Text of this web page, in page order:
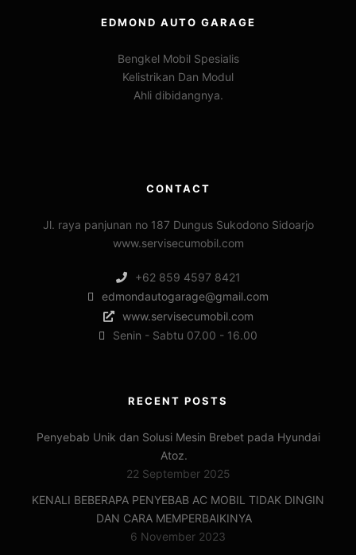
EDMOND AUTO GARAGE
Bengkel Mobil Spesialis
Kelistrikan Dan Modul
Ahli dibidangnya.
CONTACT
Jl. raya panjunan no 187 Dungus Sukodono Sidoarjo
www.servisecumobil.com
+62 859 4597 8421
edmondautogarage@gmail.com
www.servisecumobil.com
Senin - Sabtu 07.00 - 16.00
RECENT POSTS
Penyebab Unik dan Solusi Mesin Brebet pada Hyundai
Atoz.
22 September 2025
KENALI BEBERAPA PENYEBAB AC MOBIL TIDAK DINGIN
DAN CARA MEMPERBAIKINYA
6 November 2023